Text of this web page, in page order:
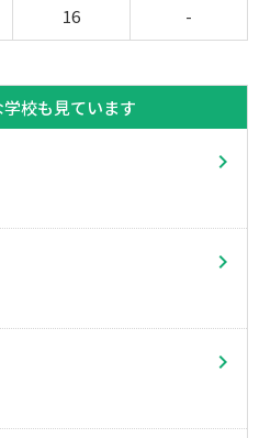
16 -
校も見ています